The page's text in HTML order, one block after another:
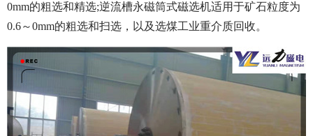
0mm的粗选和精选;逆流槽永磁筒式磁选机适用于矿石粒度为
0.6～0mm的粗选和扫选，以及选煤工业重介质回收。